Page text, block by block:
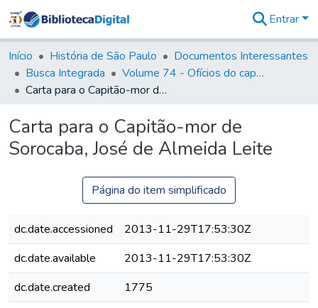
&
Coleções
Tudo na
Biblioteca
Estatísticas
Entrar
Início História de São Paulo
Documentos Interessantes
Busca Integrada
Volume 74 - Ofícios do capitão General Martim Lopes Lobo de Saldanha às Câmaras e Comandantes da Capitania (1775)
Carta para o Capitão-mor de Sorocaba, José de Almeida Leite
Carta para o Capitão-mor de
Sorocaba, José de Almeida Leite
Página do item simplificado
dc.date.accessioned
2013-11-29T17:53:30Z
dc.date.available
2013-11-29T17:53:30Z
dc.date.created
1775